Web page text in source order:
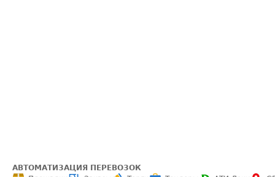
АВТОМАТИЗАЦИЯ ПЕРЕВОЗОК